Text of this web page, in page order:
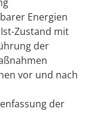
Energien
Zustand mit
der
vor und nach
der